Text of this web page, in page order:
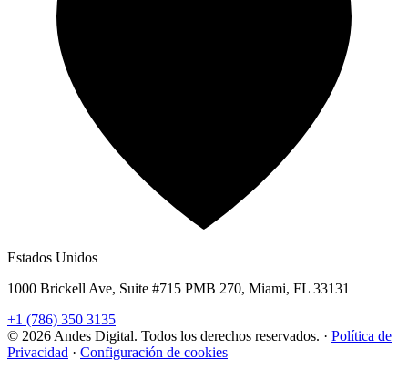
Estados Unidos
1000 Brickell Ave, Suite #715 PMB 270, Miami, FL 33131
+1 (786) 350 3135
© 2026 Andes Digital. Todos los derechos reservados. · Política de
Privacidad · Configuración de cookies